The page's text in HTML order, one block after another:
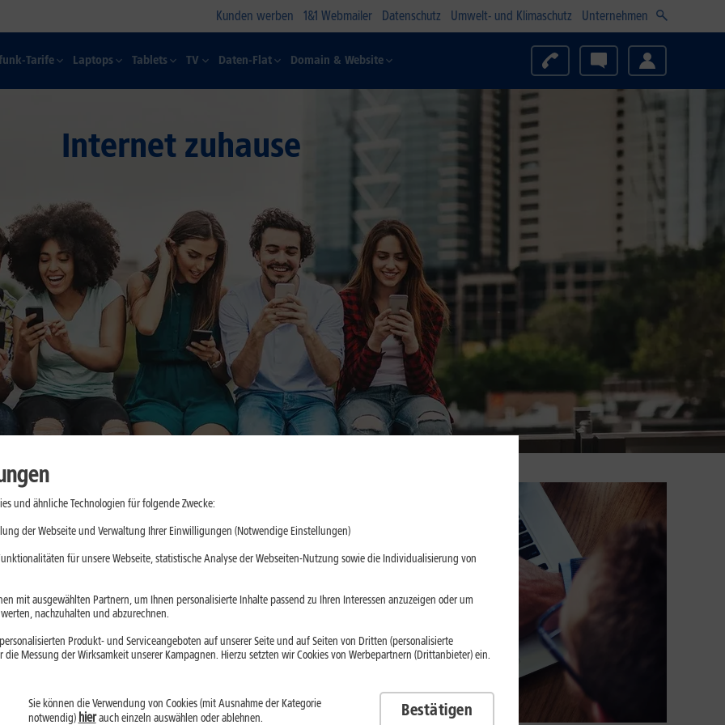
Kunden werben 1&1 Webmailer Datenschutz Umwelt- und Klimaschutz Unternehmen
Tarife Laptops Tablets TV Daten-Flat Domain & Website
Internet zuhause
nutzen:
greifen aber je
ein. Der
prüfst
und ähnliche Technologien für folgende Zwecke:
der Webseite und Verwaltung Ihrer Einwilligungen (Notwendige Einstellungen)
für unsere Webseite, statistische Analyse der Webseiten-Nutzung sowie die Individualisierung von
mit ausgewählten Partnern, um Ihnen personalisierte Inhalte passend zu Ihren Interessen anzuzeigen oder um
nachzuhalten und abzurechnen.
Produkt- und Serviceangeboten auf unserer Seite und auf Seiten von Dritten (personalisierte
Messung der Wirksamkeit unserer Kampagnen. Hierzu setzten wir Cookies von Werbepartnern (Drittanbieter) ein.
Sie können die Verwendung von Cookies (mit Ausnahme der Kategorie
notwendig) hierauch einzeln auswählen oder ablehnen. Bestätigen